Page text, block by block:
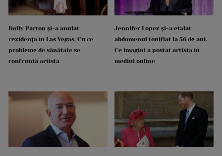
Dolly Parton și-a anulat
rezidența în Las Vegas. Cu ce
probleme de sănătate se
confruntă artista
Jennifer Lopez și-a etalat
abdomenul tonifiat la 56 de ani.
Ce imagini a postat artista în
mediul online